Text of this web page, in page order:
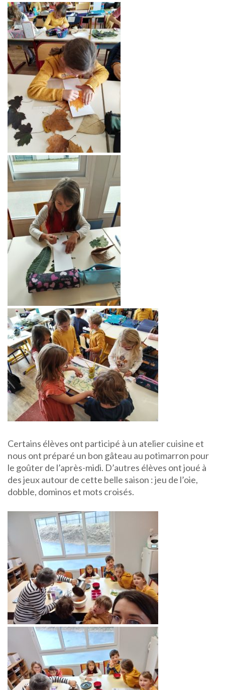
Certains élèves ont participé à un atelier cuisine et
nous ont préparé un bon gâteau au potimarron pour
le goûter de l’après-midi. D’autres élèves ont joué à
des jeux autour de cette belle saison : jeu de l’oie,
dobble, dominos et mots croisés.